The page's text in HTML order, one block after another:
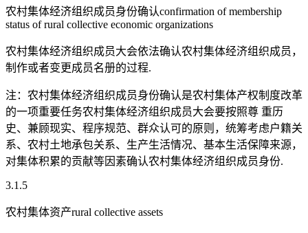
农村集体经济组织成员身份确认confirmation of membership
status of rural collective economic organizations
农村集体经济组织成员大会依法确认农村集体经济组织成员，
制作或者变更成员名册的过程.
注：农村集体经济组织成员身份确认是农村集体产权制度改革
的一项重要任务农村集体经济组织成员大会要按照尊 重历
史、兼顾现实、程序规范、群众认可的原则，统筹考虑户籍关
系、农村土地承包关系、生产生活情况、基本生活保障来源，
对集体积累的贡献等因素确认农村集体经济组织成员身份.
3.1.5
农村集体资产rural collective assets